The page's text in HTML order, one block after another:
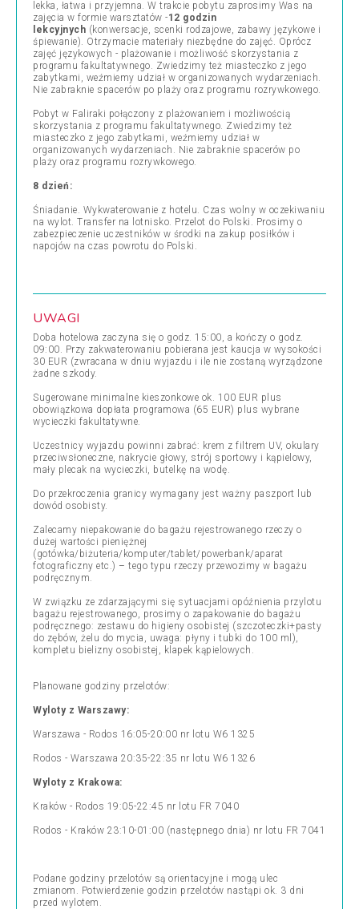
lekka, łatwa i przyjemna. W trakcie pobytu zaprosimy Was na
zajęcia w formie warsztatów -12 godzin
lekcyjnych (konwersacje, scenki rodzajowe, zabawy językowe i
śpiewanie). Otrzymacie materiały niezbędne do zajęć. Oprócz
zajęć językowych - plażowanie i możliwość skorzystania z
programu fakultatywnego. Zwiedzimy też miasteczko z jego
zabytkami, weźmiemy udział w organizowanych wydarzeniach.
Nie zabraknie spacerów po plaży oraz programu rozrywkowego.
Pobyt w Faliraki połączony z plażowaniem i możliwością
skorzystania z programu fakultatywnego. Zwiedzimy też
miasteczko z jego zabytkami, weźmiemy udział w
organizowanych wydarzeniach. Nie zabraknie spacerów po
plaży oraz programu rozrywkowego.
8 dzień:
Śniadanie. Wykwaterowanie z hotelu. Czas wolny w oczekiwaniu
na wylot. Transfer na lotnisko. Przelot do Polski. Prosimy o
zabezpieczenie uczestników w środki na zakup posiłków i
napojów na czas powrotu do Polski.
UWAGI
Doba hotelowa zaczyna się o godz. 15:00, a kończy o godz.
09:00. Przy zakwaterowaniu pobierana jest kaucja w wysokości
30 EUR (zwracana w dniu wyjazdu i ile nie zostaną wyrządzone
żadne szkody.
Sugerowane minimalne kieszonkowe ok. 100 EUR plus
obowiązkowa dopłata programowa (65 EUR) plus wybrane
wycieczki fakultatywne.
Uczestnicy wyjazdu powinni zabrać: krem z filtrem UV, okulary
przeciwsłoneczne, nakrycie głowy, strój sportowy i kąpielowy,
mały plecak na wycieczki, butelkę na wodę.
Do przekroczenia granicy wymagany jest ważny paszport lub
dowód osobisty.
Zalecamy niepakowanie do bagażu rejestrowanego rzeczy o
dużej wartości pieniężnej
(gotówka/biżuteria/komputer/tablet/powerbank/aparat
fotograficzny etc.) – tego typu rzeczy przewozimy w bagażu
podręcznym.
W związku ze zdarzającymi się sytuacjami opóźnienia przylotu
bagażu rejestrowanego, prosimy o zapakowanie do bagażu
podręcznego: zestawu do higieny osobistej (szczoteczki+pasty
do zębów, żelu do mycia, uwaga: płyny i tubki do 100 ml),
kompletu bielizny osobistej, klapek kąpielowych.
Planowane godziny przelotów:
Wyloty z Warszawy:
Warszawa - Rodos 16:05-20:00 nr lotu W6 1325
Rodos - Warszawa 20:35-22:35 nr lotu W6 1326
Wyloty z Krakowa:
Kraków - Rodos 19:05-22:45 nr lotu FR 7040
Rodos - Kraków 23:10-01:00 (następnego dnia) nr lotu FR 7041
Podane godziny przelotów są orientacyjne i mogą ulec
zmianom. Potwierdzenie godzin przelotów nastąpi ok. 3 dni
przed wylotem.